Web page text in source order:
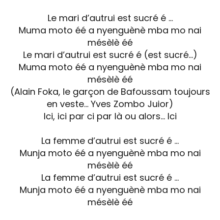
Le mari d’autrui est sucré é …
Muma moto éé a nyenguènè mba mo nai
mésèlè éé
Le mari d’autrui est sucré é (est sucré…)
Muma moto éé a nyenguènè mba mo nai
mésèlè éé
(Alain Foka, le garçon de Bafoussam toujours
en veste… Yves Zombo Juior)
Ici, ici par ci par là ou alors… Ici
La femme d’autrui est sucré é …
Munja moto éé a nyenguènè mba mo nai
mésèlè éé
La femme d’autrui est sucré é …
Munja moto éé a nyenguènè mba mo nai
mésèlè éé